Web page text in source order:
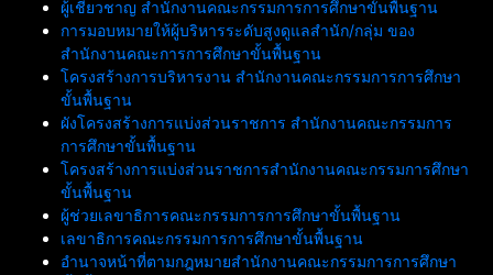
ผู้เชี่ยวชาญ สำนักงานคณะกรรมการการศึกษาขั้นพื้นฐาน
การมอบหมายให้ผู้บริหารระดับสูงดูแลสำนัก/กลุ่ม ของ
สำนักงานคณะการการศึกษาขั้นพื้นฐาน
โครงสร้างการบริหารงาน สำนักงานคณะกรรมการการศึกษา
ขั้นพื้นฐาน
ผังโครงสร้างการแบ่งส่วนราชการ สำนักงานคณะกรรมการ
การศึกษาขั้นพื้นฐาน
โครงสร้างการแบ่งส่วนราชการสำนักงานคณะกรรมการศึกษา
ขั้นพื้นฐาน
ผู้ช่วยเลขาธิการคณะกรรมการการศึกษาขั้นพื้นฐาน
เลขาธิการคณะกรรมการการศึกษาขั้นพื้นฐาน
อำนาจหน้าที่ตามกฎหมายสำนักงานคณะกรรมการการศึกษา